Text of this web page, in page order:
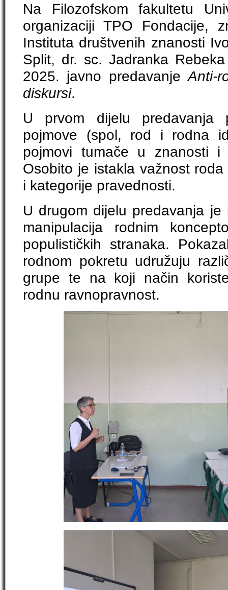
Na Filozofskom fakultetu
organizaciji TPO Fondacije,
Instituta društvenih znanosti
Split, dr. sc. Jadranka
2025. javno predavanjeAnti-
diskursi.
U prvom dijelu predavanja
pojmove (spol, rod i rodna
pojmovi tumače u znanosti i
Osobito je istakla važnost
i kategorije pravednosti.
U drugom dijelu predavanja je
manipulacija rodnim
populističkih stranaka.
rodnom pokretu udružuju
grupe te na koji način
rodnu ravnopravnost.